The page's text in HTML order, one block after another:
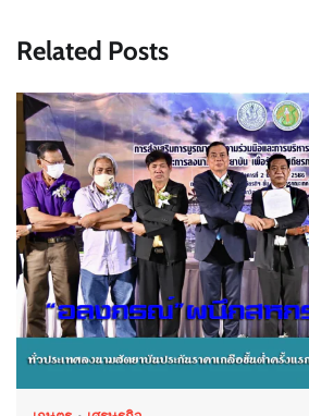
Related Posts